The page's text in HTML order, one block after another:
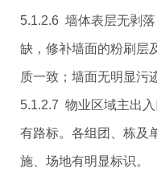
5.1.2.6 墙体表层无剥
缺，修补墙面的粉刷层
质一致；墙面无明显污
5.1.2.7 物业区域主出
有路标。各组团、栋及
施、场地有明显标识。